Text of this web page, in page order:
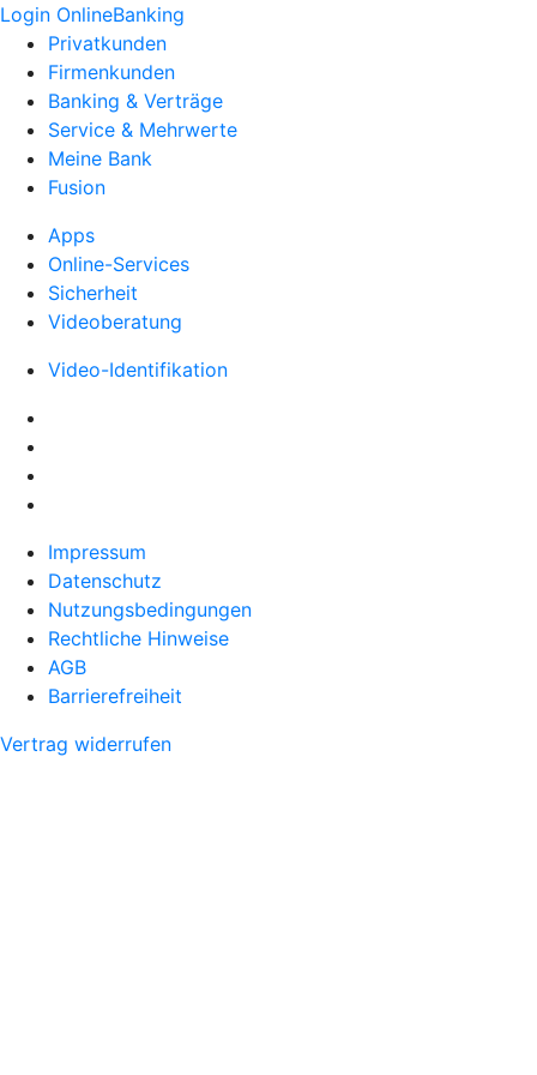
Login OnlineBanking
Privatkunden
Firmenkunden
Banking & Verträge
Service & Mehrwerte
Meine Bank
Fusion
Apps
Online-Services
Sicherheit
Videoberatung
Video-Identifikation
Impressum
Datenschutz
Nutzungsbedingungen
Rechtliche Hinweise
AGB
Barrierefreiheit
Vertrag widerrufen